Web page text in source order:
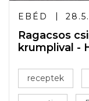
EBÉD
Ragacsos
krumplival -
receptek